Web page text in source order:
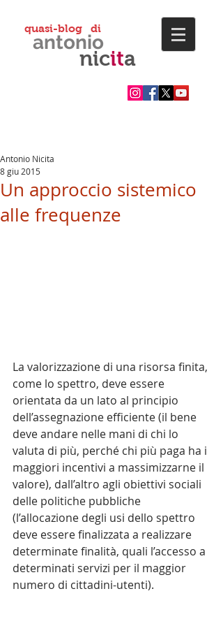
quasi-blog di
nicita
Un approccio sistemico
alle frequenze
Antonio Nicita
8 giu 2015
La valorizzazione di una risorsa finita,
come lo spettro, deve essere
orientata da un lato al principio
dell’assegnazione efficiente (il bene
deve andare nelle mani di chi lo
valuta di più, perché chi più paga ha i
maggiori incentivi a massimizzarne il
valore), dall’altro agli obiettivi sociali
delle politiche pubbliche
(l’allocazione degli usi dello spettro
deve essere finalizzata a realizzare
determinate finalità, quali l’accesso a
determinati servizi per il maggior
numero di cittadini-utenti).